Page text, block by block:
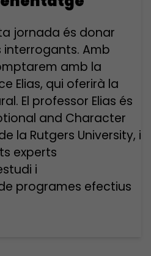
jornada és donar
Amb
amb la
Elias, qui oferirà la
El professor Elias és
and Character
la Rutgers University, i
experts
i
programes efectius